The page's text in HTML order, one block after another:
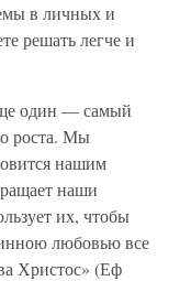
в личных и
решать легче и
один — самый
роста. Мы
нашим
наши
их, чтобы
любовью все
Христос» (Еф